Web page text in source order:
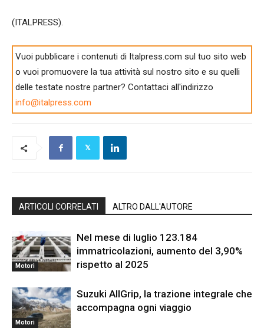
(ITALPRESS).
Vuoi pubblicare i contenuti di Italpress.com sul tuo sito web
o vuoi promuovere la tua attività sul nostro sito e su quelli
delle testate nostre partner? Contattaci all'indirizzo
info@italpress.com
ARTICOLI CORRELATI ALTRO DALL'AUTORE
Motori
Nel mese di luglio 123.184
immatricolazioni, aumento del 3,90%
rispetto al 2025
Motori
Suzuki AllGrip, la trazione integrale che
accompagna ogni viaggio